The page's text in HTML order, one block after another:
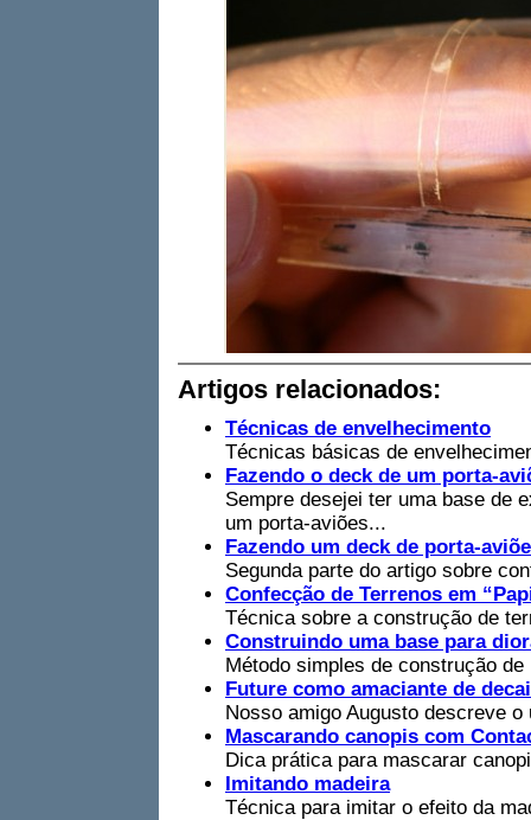
Artigos relacionados:
Técnicas de envelhecimento
Técnicas básicas de
Fazendo o deck de um porta-
Sempre desejei ter uma base de
um porta-aviões...
Fazendo um deck de porta-
Segunda parte do artigo sobre
Confecção de Terrenos em
Técnica sobre a construção de
Construindo uma base para
Método simples de construção
Future como amaciante de
Nosso amigo Augusto descreve
Mascarando canopis com
Dica prática para mascarar
Imitando madeira
Técnica para imitar o efeito da